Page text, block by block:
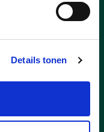
Details tonen